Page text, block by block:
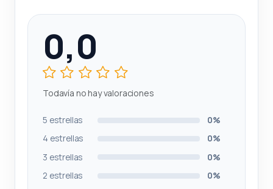
0,0
Todavía no hay valoraciones
5 estrellas
0%
4 estrellas
0%
3 estrellas
0%
2 estrellas
0%